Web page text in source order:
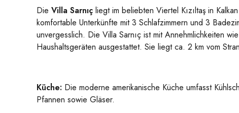
Die Villa Sarnıç liegt im beliebten Viertel Kızıltaş in
komfortable Unterkünfte mit 3 Schlafzimmern und 3
unvergesslich. Die Villa Sarnıç ist mit Annehmlichkeiten
Haushaltsgeräten ausgestattet. Sie liegt ca. 2 km vom
Küche: Die moderne amerikanische Küche umfasst
Pfannen sowie Gläser.